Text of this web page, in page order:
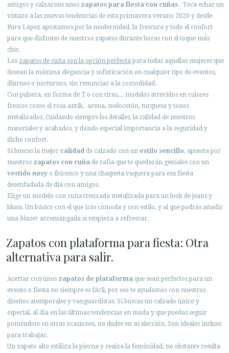
amigos y calzarnos unos zapatos para fiesta con cuñas. Toca echar un
vistazo a las nuevas tendencias de esta primavera verano 2020 y desde
Pura López apostamos por la modernidad, la frescura y todo el confort
para que disfrutes de nuestros zapatos durante horas con el toque más
chic.
Los zapatos de cuña son la opción perfecta para todas aquellas mujeres que
desean la máxima elegancia y sofisticación en cualquier tipo de eventos,
diurnos o nocturnos, sin renunciar a la comodidad.
Con pulsera, en forma de T o con tiras,... modelos atrevidos en colores
frescos como el rosa antik, arena, melocotón, turquesa y tonos
metalizados. Cuidando siempre los detalles, la calidad de nuestros
materiales y acabados, y dando especial importancia a la seguridad y
dicho confort.
Si buscas la mejor calidad de calzado con un estilo sencillo, apuesta por
nuestros zapatos con cuña de rafia que te quedarán geniales con un
vestido navy o ibicenco y una chaqueta vaquera para esa fiesta
desenfadada de día con amigos.
Elige un modelo con cuña trenzada metalizada para un look de jeans y
blusa. Un básico con el que irás cómoda y con estilo, y al que podrás añadir
una blazer arremangada si empieza a refrescar.
Zapatos con plataforma para fiesta: Otra
alternativa para salir.
Acertar con unos zapatos de plataforma que sean perfectos para un
evento o fiesta no siempre es fácil, por eso te ayudamos con nuestros
diseños atemporales y vanguardistas. Si buscas un calzado único y
especial, al día en las últimas tendencias en moda y que puedas seguir
poniéndote en otras ocasiones, no dudes en su elección. Son ideales incluso
para trabajar.
Un zapato alto estiliza la pierna y realza la feminidad, no obstante resulta